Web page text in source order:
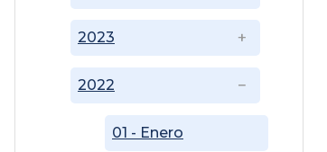
2022
01 - Enero
2023